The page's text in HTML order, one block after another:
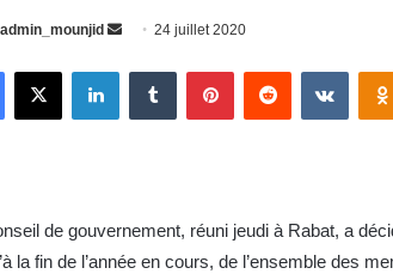
admin_mounjid
Envoyer
courriel
24 juillet 2020
Facebook
X LinkedinTumblr PinterestReddit
de gouvernement, réuni jeudi à Rabat, a
la fin de l’année en cours, de l’ensemble des